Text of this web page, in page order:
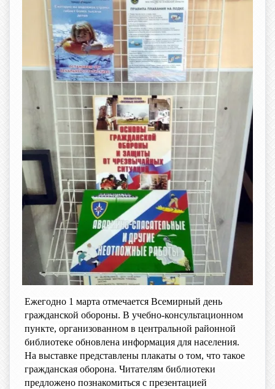
Ежегодно 1 марта отмечается Всемирный день
гражданской обороны. В учебно-консультационном
пункте, организованном в центральной районной
библиотеке обновлена информация для населения.
На выставке представлены плакаты о том, что такое
гражданская оборона. Читателям библиотеки
предложено познакомиться с презентацией